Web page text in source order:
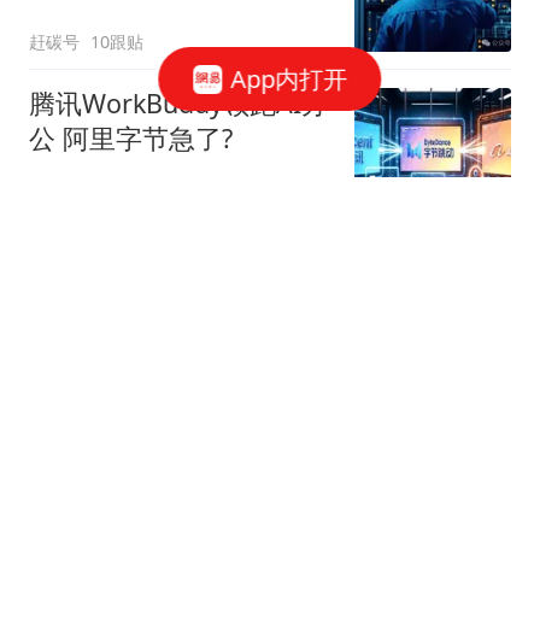
赶碳号 10跟贴
腾讯WorkBuddy领跑AI办
公 阿里字节急了?
App内打开